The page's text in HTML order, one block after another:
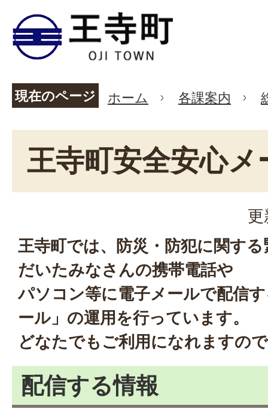
現在のページ ホーム 各課案内
王寺町安全安心メ
王寺町では、防災・防犯に関す
だいたみなさんの携帯電話や
パソコン等に電子メールで配信
ール」の運用を行っています。
どなたでもご利用になれますの
配信する情報